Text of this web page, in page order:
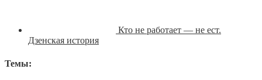
Кто не работает — не ест.
Дзенская история
Темы: